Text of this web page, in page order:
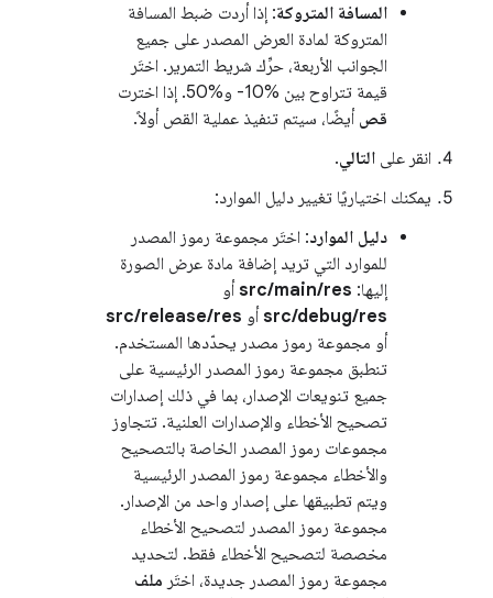
المسافة المتروكة: إذا أردت ضبط المسافة
المتروكة لمادة العرض المصدر على جميع
الجوانب الأربعة، حرِّك شريط التمرير. اختَر
قيمة تتراوح بين ‎-10% و‎50%. إذا اخترت
قص أيضًا، سيتم تنفيذ عملية القص أولاً.
انقر على التالي.
يمكنك اختياريًا تغيير دليل الموارد:
دليل الموارد: اختَر مجموعة رموز المصدر
للموارد التي تريد إضافة مادة عرض الصورة
إليها: src/main/resأو
src/debug/resأو src/release/res
أو مجموعة رموز مصدر يحدّدها المستخدم.
تنطبق مجموعة رموز المصدر الرئيسية على
جميع تنويعات الإصدار، بما في ذلك إصدارات
تصحيح الأخطاء والإصدارات العلنية. تتجاوز
مجموعات رموز المصدر الخاصة بالتصحيح
والأخطاء مجموعة رموز المصدر الرئيسية
ويتم تطبيقها على إصدار واحد من الإصدار.
مجموعة رموز المصدر لتصحيح الأخطاء
مخصصة لتصحيح الأخطاء فقط. لتحديد
مجموعة رموز المصدر جديدة، اختَر ملف